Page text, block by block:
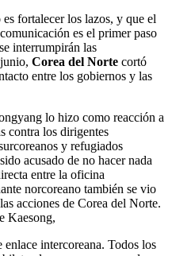
fortalecer los lazos, y que el
es el primer paso
interrumpirán las
Corea del Norte cortó
entre los gobiernos y las
lo hizo como reacción a
contra los dirigentes
y refugiados
acusado de no hacer nada
entre la oficina
norcoreano también se vio
acciones de Corea del Norte.
Kaesong,
intercoreana. Todos los